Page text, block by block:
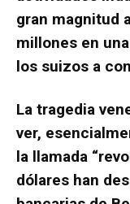
gran magnitud
millones en
los suizos a
La tragedia
ver,
la llamada
dólares han